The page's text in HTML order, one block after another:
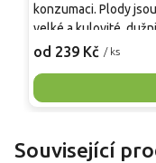
od 239 Kč / ks
konzumaci. Plody
velké a kulovité,
Dozrává velmi raně,
běžným chorobám,
využití a dekorativní
Související